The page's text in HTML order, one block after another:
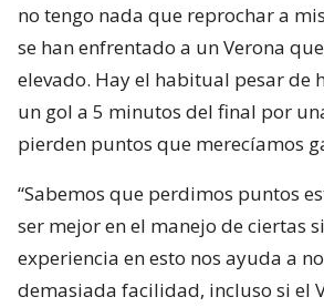
no tengo nada que reprochar a
se han enfrentado a un Verona
elevado. Hay el habitual pesar de
un gol a 5 minutos del final por
pierden puntos que merecíamos
“Sabemos que perdimos puntos
ser mejor en el manejo de ciertas
experiencia en esto nos ayuda a
demasiada facilidad, incluso si el